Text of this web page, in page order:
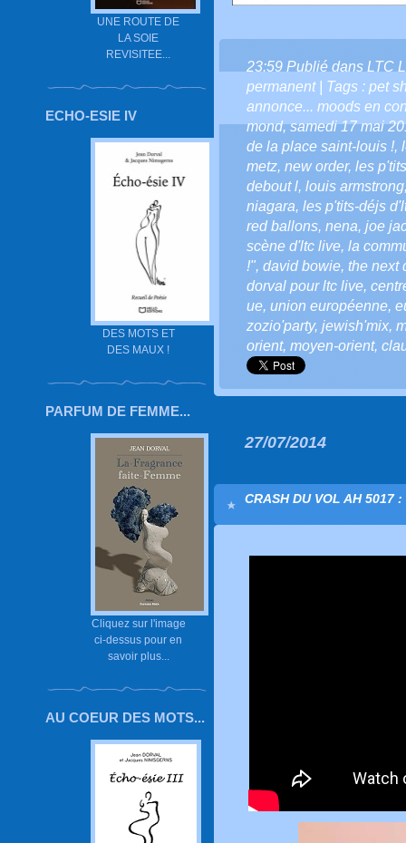
UNE ROUTE DE
LA SOIE
REVISITEE...
ECHO-ESIE IV
DES MOTS ET
DES MAUX !
PARFUM DE FEMME...
Cliquez sur l'image
ci-dessus pour en
savoir plus...
AU COEUR DES MOTS...
23:59 Publié dans LTC
permanent| Tags : pet
annonce... moods en
mond,samedi 17 mai
de la place saint-louis !,
metz, new order, les
debout l, louis armstrong
niagara, les p'tits-déjs
red ballons, nena, joe
scène d'ltc live, la
!", david bowie, the next
dorval pour ltc live,
ue, union européenne,
zozio'party, jewish'mix,
orient, moyen-orient,
27/07/2014
CRASH DU VOL AH 5017